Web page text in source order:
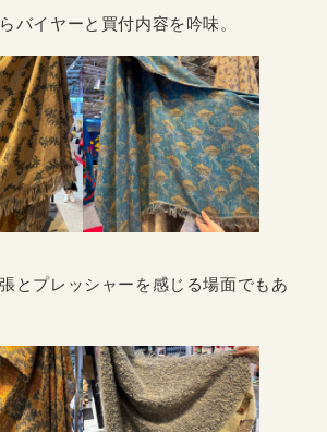
バイヤーと買付内容を吟味。
とプレッシャーを感じる場面でもあ